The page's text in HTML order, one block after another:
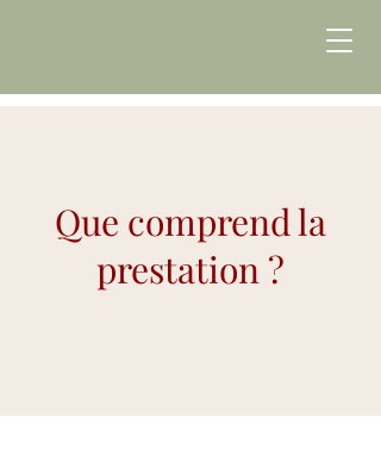
Que comprend la
prestation ?